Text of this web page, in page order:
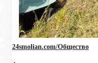
24smolian.com/Общество